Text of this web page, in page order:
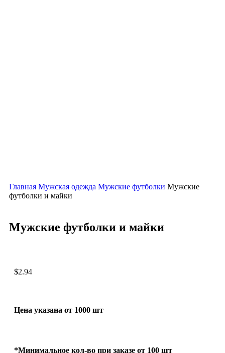
Главная Мужская одежда Мужские футболки Мужские
футболки и майки
Мужские футболки и майки
$2.94
Цена указана от 1000 шт
*Минимальное кол-во при заказе от 100 шт